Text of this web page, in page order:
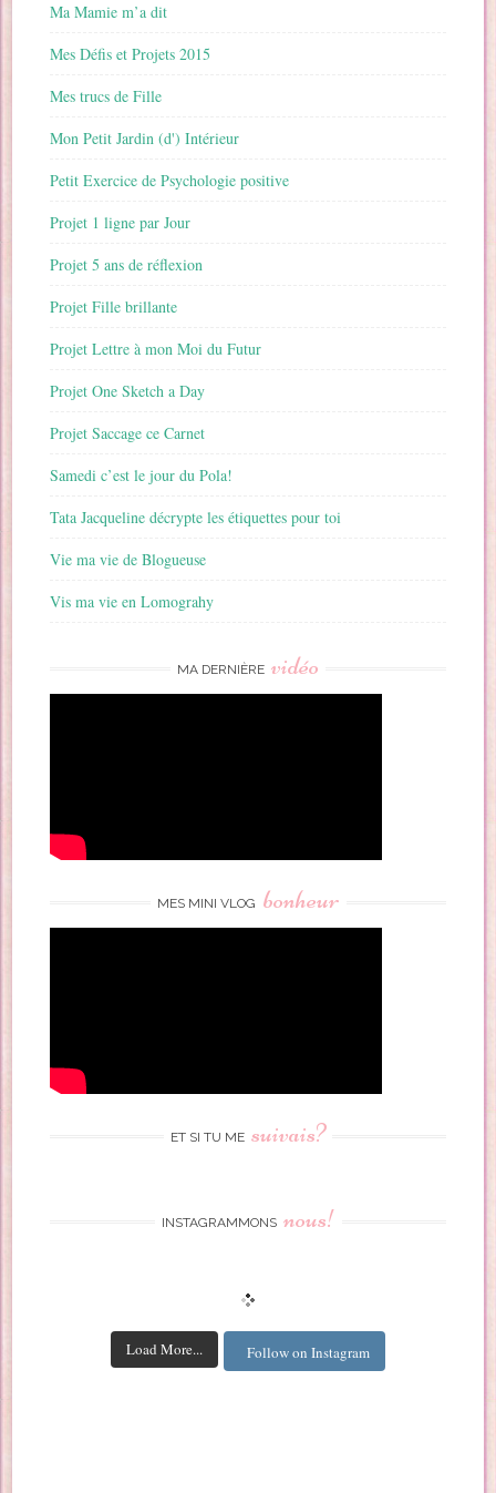
Ma Mamie m’a dit
Mes Défis et Projets 2015
Mes trucs de Fille
Mon Petit Jardin (d') Intérieur
Petit Exercice de Psychologie positive
Projet 1 ligne par Jour
Projet 5 ans de réflexion
Projet Fille brillante
Projet Lettre à mon Moi du Futur
Projet One Sketch a Day
Projet Saccage ce Carnet
Samedi c’est le jour du Pola!
Tata Jacqueline décrypte les étiquettes pour toi
Vie ma vie de Blogueuse
Vis ma vie en Lomograhy
MA DERNIÈRE vidéo
MES MINI VLOG bonheur
ET SI TU ME suivais?
INSTAGRAMMONS nous!
Load More... Follow on Instagram